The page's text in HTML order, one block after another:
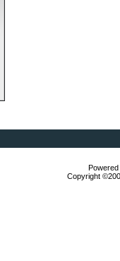
Copyright